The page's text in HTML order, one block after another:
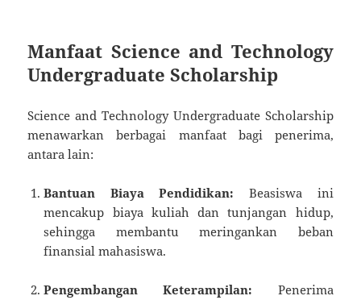
Manfaat Science and Technology
Undergraduate Scholarship
Science and Technology Undergraduate Scholarship
menawarkan berbagai manfaat bagi penerima,
antara lain:
Bantuan Biaya Pendidikan: Beasiswa ini
mencakup biaya kuliah dan tunjangan hidup,
sehingga membantu meringankan beban
finansial mahasiswa.
Pengembangan Keterampilan: Penerima